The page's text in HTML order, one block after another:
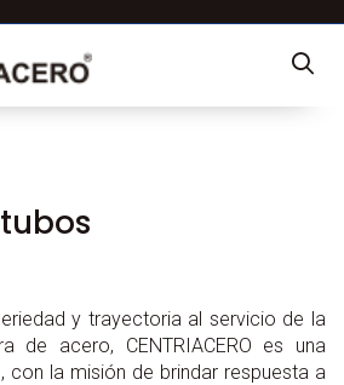
y trayectoria al servicio de la
de acero, CENTRIACERO es una
con la misión de brindar respuesta a